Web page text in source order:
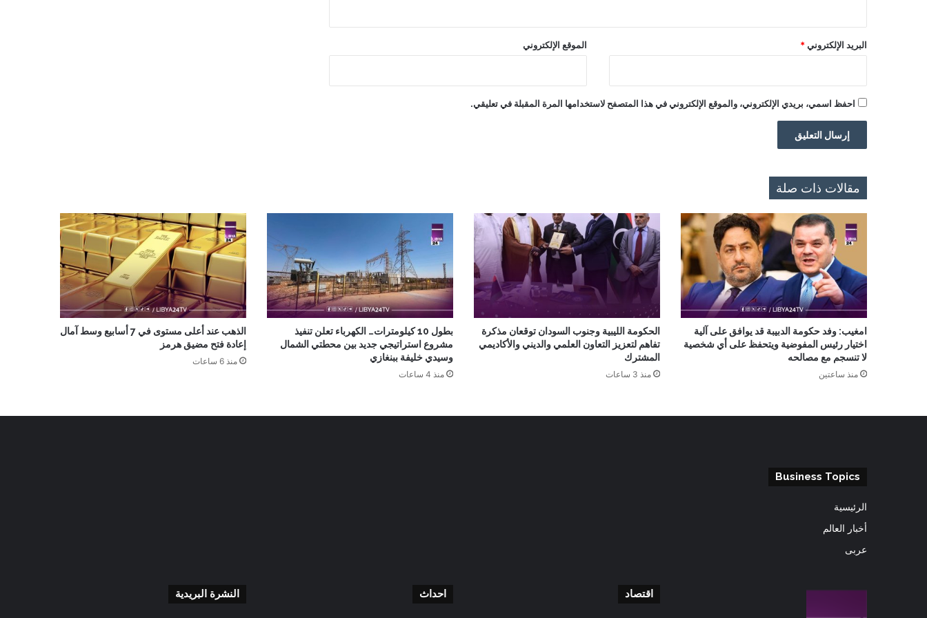
البريد الإلكتروني * الموقع الإلكتروني
احفظ اسمي، بريدي الإلكتروني، والموقع الإلكتروني في هذا المتصفح لاستخدامها المرة المقبلة في تعليقي.
مقالات ذات صلة
امغيب: وفد حكومة الدبيبة قد يوافق على آلية
اختيار رئيس المفوضية ويتحفظ على أي شخصية
لا تنسجم مع مصالحه
منذ ساعتين
الحكومة الليبية وجنوب السودان توقعان مذكرة
تفاهم لتعزيز التعاون العلمي والديني والأكاديمي
المشترك
منذ 3 ساعات
بطول 10 كيلومترات… الكهرباء تعلن تنفيذ
مشروع استراتيجي جديد بين محطتي الشمال
وسيدي خليفة ببنغازي
منذ 4 ساعات
الذهب عند أعلى مستوى في 7 أسابيع وسط آمال
إعادة فتح مضيق هرمز
منذ 6 ساعات
Business Topics
الرئيسية
أخبار العالم
عربى
اقتصاد احداث النشرة البريدية